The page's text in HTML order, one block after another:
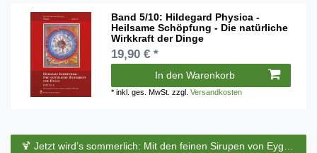
Band 5/10: Hildegard Physica -
Heilsame Schöpfung - Die natürliche
Wirkkraft der Dinge
19,90 € *
In den Warenkorb
*inkl. ges. MwSt. zzgl.Versandkosten
🍹 Jetzt wird’s sommerlich: Mit den feinen Sirupen von Eyguebelle entstehen erfrischende Cocktails und köstliche Sommerdrinks.